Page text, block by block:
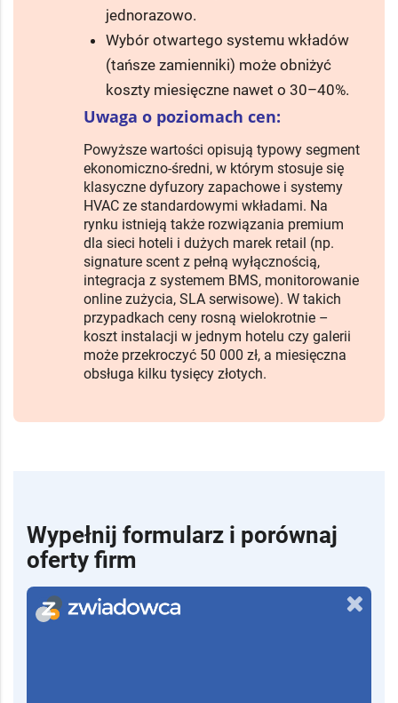
jednorazowo.
Wybór otwartego systemu wkładów
(tańsze zamienniki) może obniżyć
koszty miesięczne nawet o 30–40%.
Uwaga o poziomach cen:
Powyższe wartości opisują typowy segment
ekonomiczno-średni, w którym stosuje się
klasyczne dyfuzory zapachowe i systemy
HVAC ze standardowymi wkładami. Na
rynku istnieją także rozwiązania premium
dla sieci hoteli i dużych marek retail (np.
signature scent z pełną wyłącznością,
integracja z systemem BMS, monitorowanie
online zużycia, SLA serwisowe). W takich
przypadkach ceny rosną wielokrotnie –
koszt instalacji w jednym hotelu czy galerii
może przekroczyć 50 000 zł, a miesięczna
obsługa kilku tysięcy złotych.
Wypełnij formularz i porównaj
oferty firm